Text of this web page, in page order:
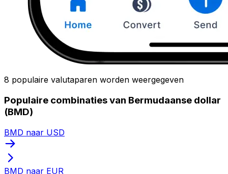
8 populaire valutaparen worden weergegeven
Populaire combinaties van Bermudaanse dollar
(BMD)
BMD naar USD
BMD naar EUR